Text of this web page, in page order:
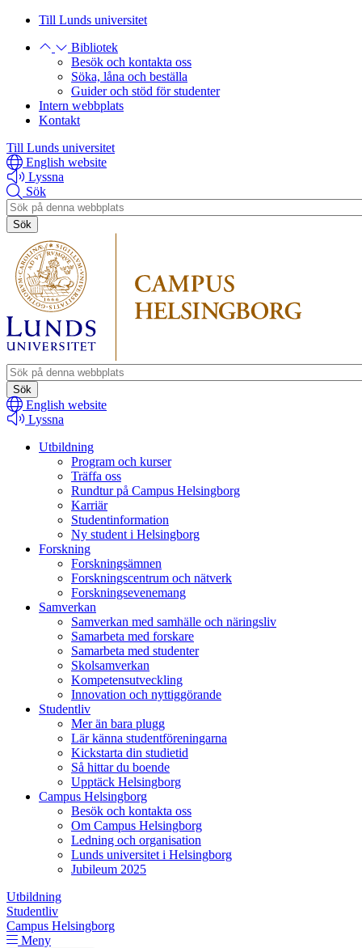
Hoppa
huvudinnehåll
Hoppa
huvudinnehåll
Till Lunds universitet
Bibliotek
Besök och kontakta oss
Söka, låna och beställa
Guider och stöd för studenter
Intern webbplats
Kontakt
Till Lunds universitet
English website
Lyssna
Sök
Header
search
Header
search
English website
Lyssna
Utbildning
Program och kurser
Träffa oss
Rundtur på Campus Helsingborg
Karriär
Studentinformation
Ny student i Helsingborg
Forskning
Forskningsämnen
Forskningscentrum och nätverk
Forskningsevenemang
Samverkan
Samverkan med samhälle och näringsliv
Samarbeta med forskare
Samarbeta med studenter
Skolsamverkan
Kompetensutveckling
Innovation och nyttiggörande
Studentliv
Mer än bara plugg
Lär känna studentföreningarna
Kickstarta din studietid
Så hittar du boende
Upptäck Helsingborg
Campus Helsingborg
Besök och kontakta oss
Om Campus Helsingborg
Ledning och organisation
Lunds universitet i Helsingborg
Jubileum 2025
Utbildning
Studentliv
Campus Helsingborg
Meny